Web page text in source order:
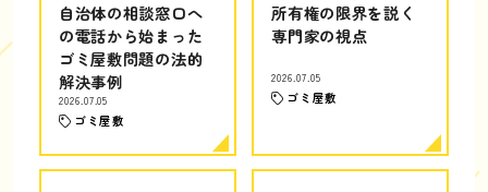
自治体の相談窓口へ
の電話から始まった
ゴミ屋敷問題の法的
解決事例
2026.07.05
ゴミ屋敷
所有権の限界を説く
専門家の視点
2026.07.05
ゴミ屋敷